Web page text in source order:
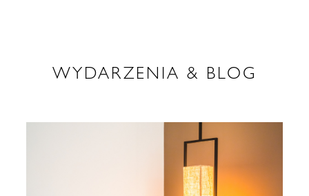
WYDARZENIA & BLOG